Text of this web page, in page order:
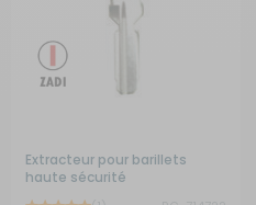
Extracteur pour barillets
haute sécurité